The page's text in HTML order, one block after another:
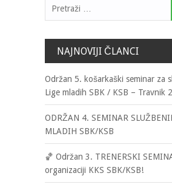
NAJNOVIJI ČLANCI
Održan 5. košarkaški seminar za
Lige mladih SBK / KSB – Travnik
ODRŽAN 4. SEMINAR
MLADIH SBK/KSB
🏀 Održan 3. TRENERSKI
organizaciji KKS SBK/KSB!